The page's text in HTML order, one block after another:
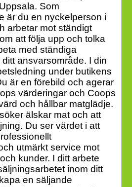
Som
är du en nyckelperson i
arbetar mot ständigt
att följa upp och tolka
med ständiga
ansvarsområde. I din
under butikens
är en förebild och agerar
värderingar och Coops
och hållbar matglädje.
älskar mat och att
Du ser värdet i att
utmärkt service mot
kunder. I ditt arbete
inom ditt
en säljande